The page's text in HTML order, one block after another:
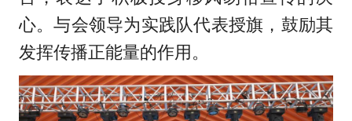
心。与会领导为实践队代表授旗，鼓励其
发挥传播正能量的作用。